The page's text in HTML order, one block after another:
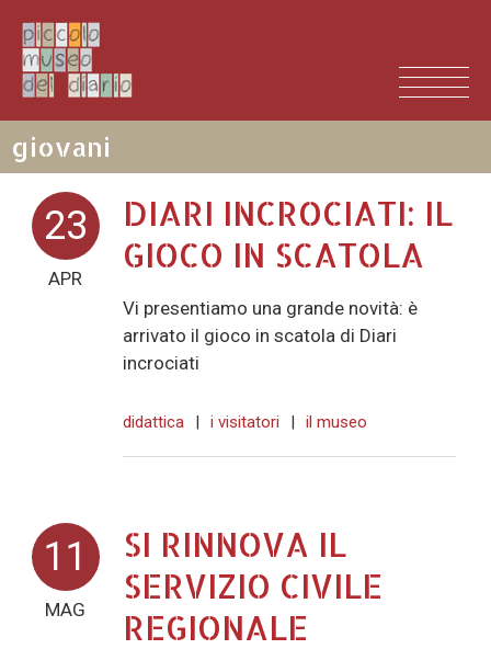
giovani
23
APR
DIARI INCROCIATI: IL
GIOCO IN SCATOLA
Vi presentiamo una grande novità: è
arrivato il gioco in scatola di Diari
incrociati
didattica | i visitatori | il museo
11
MAG
SI RINNOVA IL
SERVIZIO CIVILE
REGIONALE